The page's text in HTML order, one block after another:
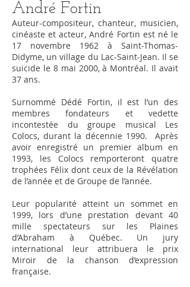
André Fortin
Auteur-compositeur, chanteur, musicien,
cinéaste et acteur, André Fortin est né le
17 novembre 1962 à Saint-Thomas-
Didyme, un village du Lac-Saint-Jean. Il se
suicide le 8 mai 2000, à Montréal. Il avait
37 ans.
Surnommé Dédé Fortin, il est l’un des
membres fondateurs et vedette
incontestée du groupe musical Les
Colocs, durant la décennie 1990. Après
avoir enregistré un premier album en
1993, les Colocs remporteront quatre
trophées Félix dont ceux de la Révélation
de l’année et de Groupe de l’année.
Leur popularité atteint un sommet en
1999, lors d’une prestation devant 40
mille spectateurs sur les Plaines
d’Abraham à Québec. Un jury
international leur attribuera le prix
Miroir de la chanson d’expression
française.